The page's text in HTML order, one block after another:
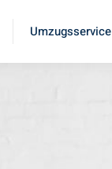
Umzugsservice